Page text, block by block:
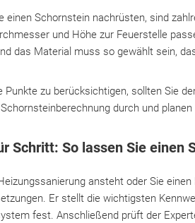
einen Schornstein nachrüsten, sind
und Höhe zur Feuerstelle
das Material muss so gewählt sein,
Punkte zu berücksichtigen, sollten Sie
durch und
Schritt: So lassen Sie einen
ansteht oder Sie
Er stellt die wichtigsten
fest. Anschließend prüft der